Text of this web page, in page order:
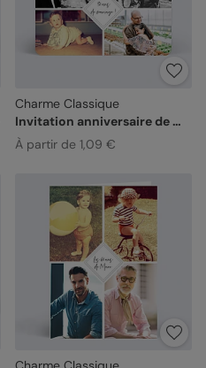
Charme Classique
Invitation anniversaire de mariage
À partir de 1,09 €